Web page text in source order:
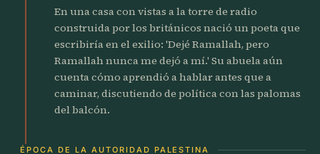
En una casa con vistas a la torre de radio
construida por los británicos nació un poeta que
escribiría en el exilio: 'Dejé Ramallah, pero
Ramallah nunca me dejó a mí.' Su abuela aún
cuenta cómo aprendió a hablar antes que a
caminar, discutiendo de política con las palomas
del balcón.
ÉPOCA DE LA AUTORIDAD PALESTINA